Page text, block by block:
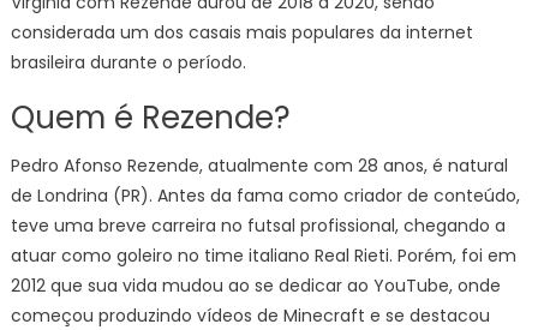
considerada um dos casais mais populares da internet
brasileira durante o período.
Quem é Rezende?
Pedro Afonso Rezende, atualmente com 28 anos, é natural
de Londrina (PR). Antes da fama como criador de conteúdo,
teve uma breve carreira no futsal profissional, chegando a
atuar como goleiro no time italiano Real Rieti. Porém, foi em
2012 que sua vida mudou ao se dedicar ao YouTube, onde
começou produzindo vídeos de Minecraft e se destacou